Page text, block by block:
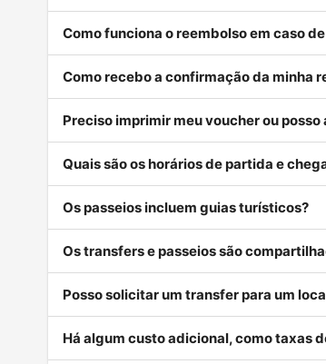
Como funciona o reembolso em caso
Como recebo a confirmação da minha
Preciso imprimir meu voucher ou
Quais são os horários de partida e
Os passeios incluem guias turísticos?
Os transfers e passeios são
Posso solicitar um transfer para um
Há algum custo adicional, como taxas